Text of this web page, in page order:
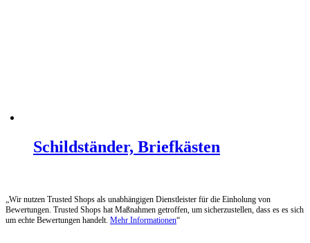
Schildständer, Briefkästen
„Wir nutzen Trusted Shops als unabhängigen Dienstleister für die Einholung von
Bewertungen. Trusted Shops hat Maßnahmen getroffen, um sicherzustellen, dass es es sich
um echte Bewertungen handelt. Mehr Informationen“